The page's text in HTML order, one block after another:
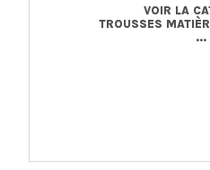
VOIR LA
TROUSSES
...